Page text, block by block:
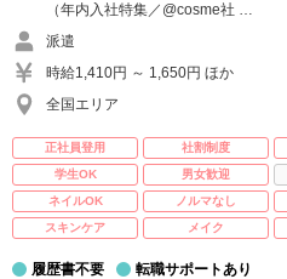
（年内入社特集／@cosme社 …
派遣
時給1,410円 ～ 1,650円 ほか
全国エリア
正社員登用 社割制度
学生OK
男女歓迎
ネイルOK
ノルマなし
スキンケア
メイク
履歴書不要 転職サポートあり